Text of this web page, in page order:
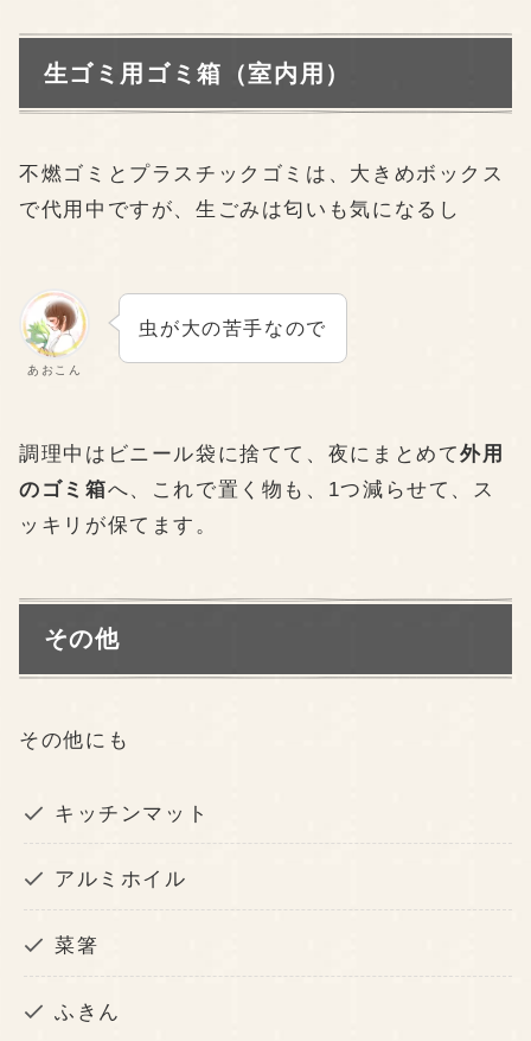
生ゴミ用ゴミ箱（室内用）
不燃ゴミとプラスチックゴミは、大きめボックス
で代用中ですが、生ごみは匂いも気になるし
あおこん
虫が大の苦手なので
調理中はビニール袋に捨てて、夜にまとめて外用
のゴミ箱へ、これで置く物も、1つ減らせて、ス
ッキリが保てます。
その他
その他にも
キッチンマット
アルミホイル
菜箸
ふきん